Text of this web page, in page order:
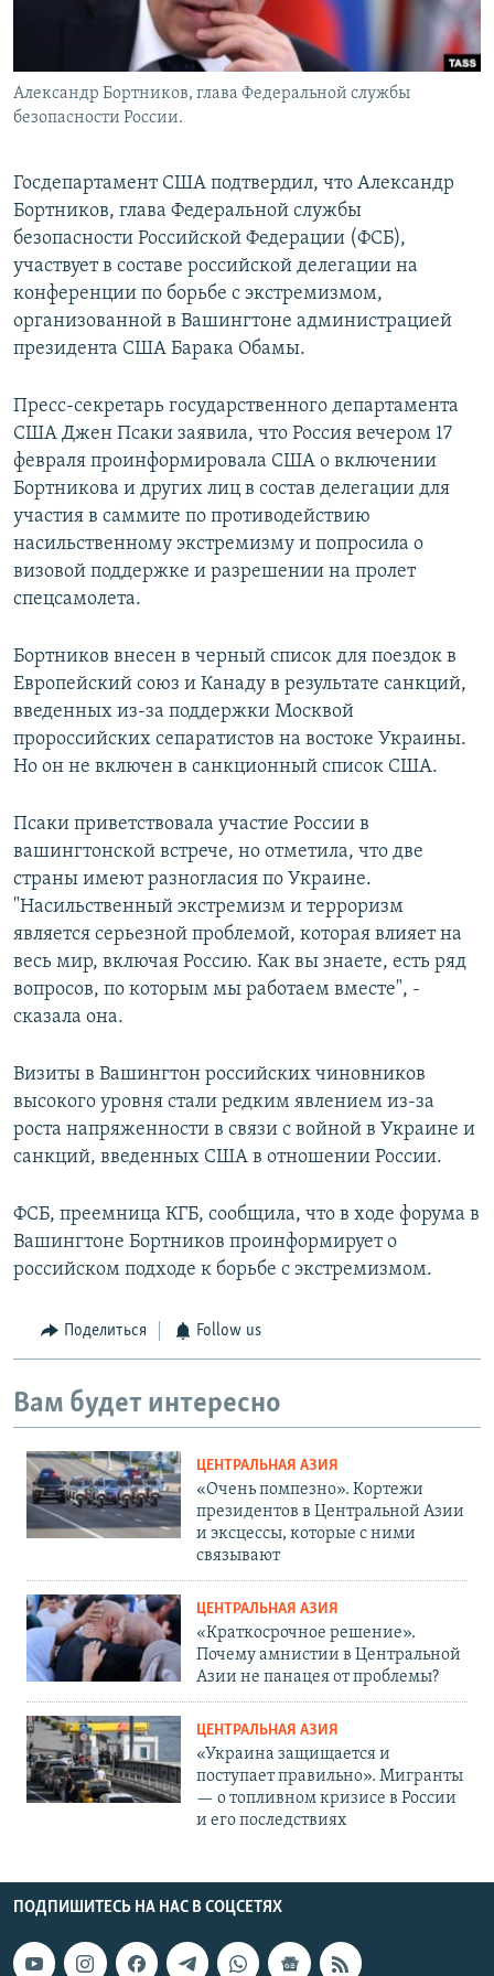
Александр Бортников, глава Федеральной службы
безопасности России.
Госдепартамент США подтвердил, что Александр
Бортников, глава Федеральной службы
безопасности Российской Федерации (ФСБ),
участвует в составе российской делегации на
конференции по борьбе с экстремизмом,
организованной в Вашингтоне администрацией
президента США Барака Обамы.
Пресс-секретарь государственного департамента
США Джен Псаки заявила, что Россия вечером 17
февраля проинформировала США о включении
Бортникова и других лиц в состав делегации для
участия в саммите по противодействию
насильственному экстремизму и попросила о
визовой поддержке и разрешении на пролет
спецсамолета.
Бортников внесен в черный список для поездок в
Европейский союз и Канаду в результате санкций,
введенных из-за поддержки Москвой
пророссийских сепаратистов на востоке Украины.
Но он не включен в санкционный список США.
Псаки приветствовала участие России в
вашингтонской встрече, но отметила, что две
страны имеют разногласия по Украине.
"Насильственный экстремизм и терроризм
является серьезной проблемой, которая влияет на
весь мир, включая Россию. Как вы знаете, есть ряд
вопросов, по которым мы работаем вместе", -
сказала она.
Визиты в Вашингтон российских чиновников
высокого уровня стали редким явлением из-за
роста напряженности в связи с войной в Украине и
санкций, введенных США в отношении России.
ФСБ, преемница КГБ, сообщила, что в ходе форума в
Вашингтоне Бортников проинформирует о
российском подходе к борьбе с экстремизмом.
Поделиться Follow us
Вам будет интересно
ЦЕНТРАЛЬНАЯ АЗИЯ
«Очень помпезно». Кортежи
президентов в Центральной Азии
и эксцессы, которые с ними
связывают
ЦЕНТРАЛЬНАЯ АЗИЯ
«Краткосрочное решение».
Почему амнистии в Центральной
Азии не панацея от проблемы?
ЦЕНТРАЛЬНАЯ АЗИЯ
«Украина защищается и
поступает правильно». Мигранты
— о топливном кризисе в России
и его последствиях
ПОДПИШИТЕСЬ НА НАС В СОЦСЕТЯХ